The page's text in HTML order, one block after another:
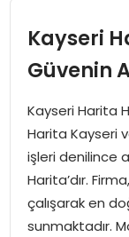
YAŞAM
EĞITIM
SOSYAL HABER
SPOR
EKONOMI
Kayseri
Güvenin
Kayseri Harita
Harita Kayseri
işleri denilince
Harita’dır.
çalışarak en
sunmaktadır.